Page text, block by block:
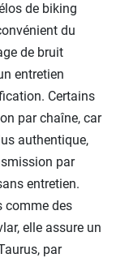
de biking
du
de bruit
entretien
Certains
par chaîne, car
authentique,
par
entretien.
comme des
elle assure un
par